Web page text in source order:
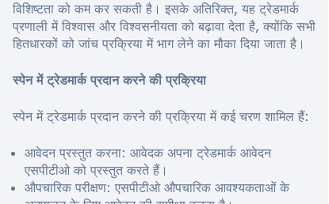
विशिष्टता को कम कर सकती है। इसके अतिरिक्त, यह ट्रेडमार्क
प्रणाली में विश्वास और विश्वसनीयता को बढ़ावा देता है, क्योंकि सभी
हितधारकों को जांच प्रक्रिया में भाग लेने का मौका दिया जाता है।
स्पेन में ट्रेडमार्क प्रदान करने की प्रक्रिया
स्पेन में ट्रेडमार्क प्रदान करने की प्रक्रिया में कई चरण शामिल हैं:
आवेदन प्रस्तुत करना: आवेदक अपना ट्रेडमार्क आवेदन
एसपीटीओ को प्रस्तुत करते हैं।
औपचारिक परीक्षण: एसपीटीओ औपचारिक आवश्यकताओं के